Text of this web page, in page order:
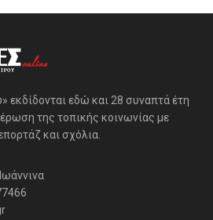
εκδίδονται εδώ και 28 συναπτά έτη
της τοπικής κοινωνίας με
και σχόλια.